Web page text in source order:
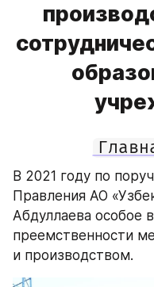
В 2021 году по
Правления АО
Абдуллаева особое
преемственности
и производством.